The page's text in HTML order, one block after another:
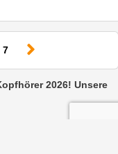
7
2026! Unsere